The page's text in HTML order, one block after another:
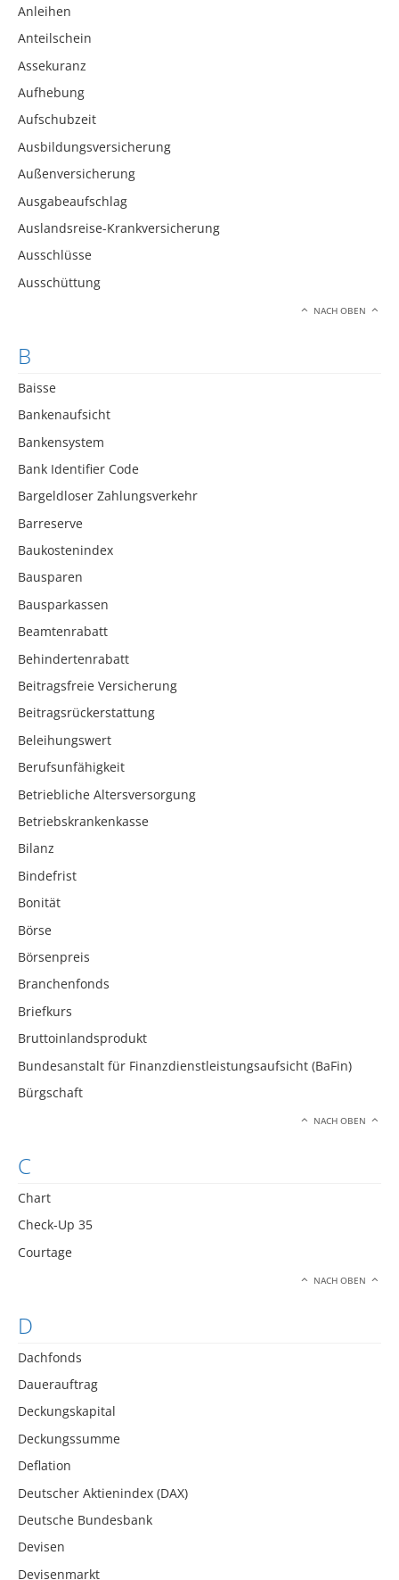
Anleihen
Anteilschein
Assekuranz
Aufhebung
Aufschubzeit
Ausbildungsversicherung
Außenversicherung
Ausgabeaufschlag
Auslandsreise-Krankversicherung
Ausschlüsse
Ausschüttung
NACH OBEN
B
Baisse
Bankenaufsicht
Bankensystem
Bank Identifier Code
Bargeldloser Zahlungsverkehr
Barreserve
Baukostenindex
Bausparen
Bausparkassen
Beamtenrabatt
Behindertenrabatt
Beitragsfreie Versicherung
Beitragsrückerstattung
Beleihungswert
Berufsunfähigkeit
Betriebliche Altersversorgung
Betriebskrankenkasse
Bilanz
Bindefrist
Bonität
Börse
Börsenpreis
Branchenfonds
Briefkurs
Bruttoinlandsprodukt
Bundesanstalt für Finanzdienstleistungsaufsicht (BaFin)
Bürgschaft
NACH OBEN
C
Chart
Check-Up 35
Courtage
NACH OBEN
D
Dachfonds
Dauerauftrag
Deckungskapital
Deckungssumme
Deflation
Deutscher Aktienindex (DAX)
Deutsche Bundesbank
Devisen
Devisenmarkt